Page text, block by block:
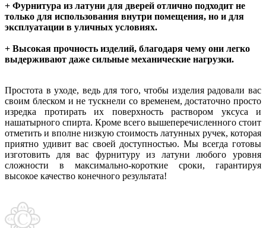
+ Фурнитура из латуни для дверей отлично подходит не
только для использования внутри помещения, но и для
эксплуатации в уличных условиях.
+ Высокая прочность изделий, благодаря чему они легко
выдерживают даже сильные механические нагрузки.
Простота в уходе, ведь для того, чтобы изделия радовали вас
своим блеском и не тускнели со временем, достаточно просто
изредка протирать их поверхность раствором уксуса и
нашатырного спирта. Кроме всего вышеперечисленного стоит
отметить и вполне низкую стоимость латунных ручек, которая
приятно удивит вас своей доступностью. Мы всегда готовы
изготовить для вас фурнитуру из латуни любого уровня
сложности в максимально-короткие сроки, гарантируя
высокое качество конечного результата!